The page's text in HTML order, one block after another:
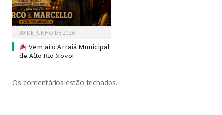
30 DE JUNHO DE 2026
Vem aí o Arraiá Municipal
de Alto Rio Novo!
Os comentários estão fechados.